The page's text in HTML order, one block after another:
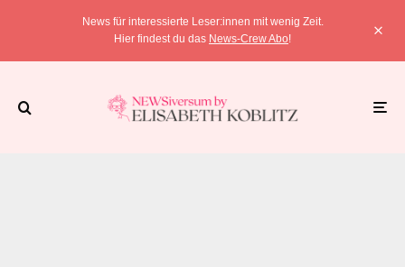
News für interessierte Leser:innen mit wenig Zeit.
Hier findest du das News-Crew Abo!